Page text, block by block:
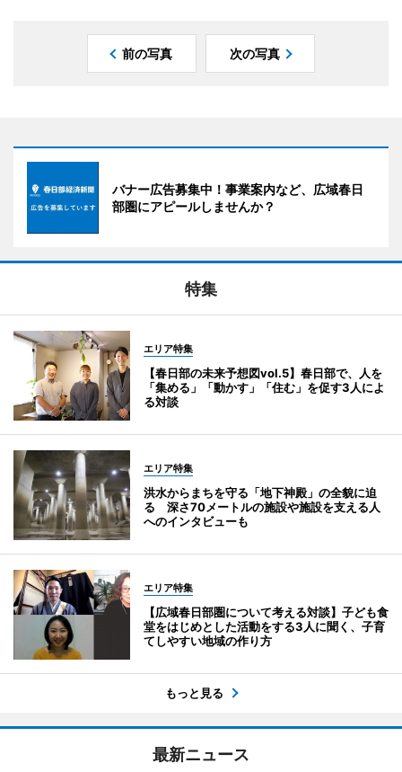
前の写真 次の写真
バナー広告募集中！事業案内など、広域春日
部圏にアピールしませんか？
特集
エリア特集
【春日部の未来予想図vol.5】春日部で、人を
「集める」「動かす」「住む」を促す3人によ
る対談
エリア特集
洪水からまちを守る「地下神殿」の全貌に迫
る 深さ70メートルの施設や施設を支える人
へのインタビューも
エリア特集
【広域春日部圏について考える対談】子ども食
堂をはじめとした活動をする3人に聞く、子育
てしやすい地域の作り方
もっと見る
最新ニュース